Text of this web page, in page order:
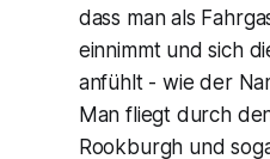
dass man als
einnimmt und sich
anfühlt - wie der
Man fliegt durch
Rookburgh und